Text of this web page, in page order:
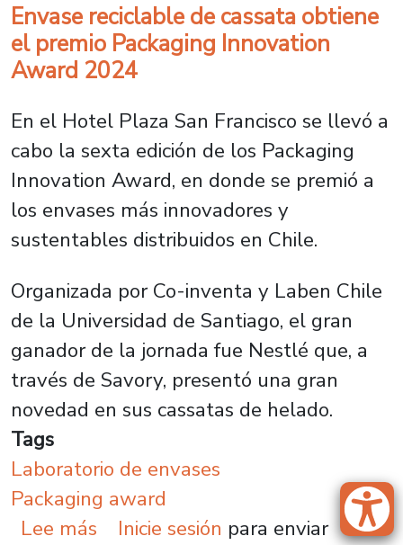
Envase reciclable de cassata obtiene
el premio Packaging Innovation
Award 2024
En el Hotel Plaza San Francisco se llevó a
cabo la sexta edición de los Packaging
Innovation Award, en donde se premió a
los envases más innovadores y
sustentables distribuidos en Chile.
Organizada por Co-inventa y Laben Chile
de la Universidad de Santiago, el gran
ganador de la jornada fue Nestlé que, a
través de Savory, presentó una gran
novedad en sus cassatas de helado.
Tags
Laboratorio de envases
Packaging award
Lee más sobre Envase reciclable de
Inicie sesión para enviar